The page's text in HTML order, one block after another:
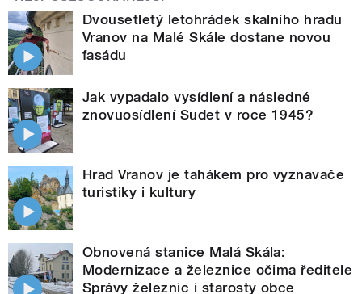
Dvousetletý letohrádek skalního hradu
Vranov na Malé Skále dostane novou
fasádu
Jak vypadalo vysídlení a následné
znovuosídlení Sudet v roce 1945?
Hrad Vranov je tahákem pro vyznavače
turistiky i kultury
Obnovená stanice Malá Skála:
Modernizace a železnice očima ředitele
Správy železnic i starosty obce